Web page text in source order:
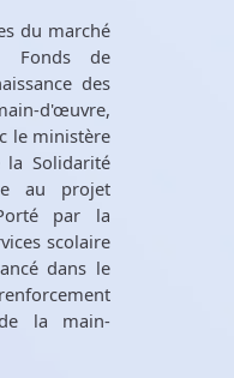
du marché
Fonds de
des
d'œuvre,
le ministère
Solidarité
au projet
par la
scolaire
dans le
la main-